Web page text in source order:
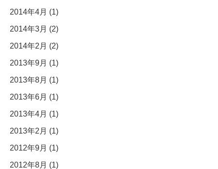
2014年4月 (1)
2014年3月 (2)
2014年2月 (2)
2013年9月 (1)
2013年8月 (1)
2013年6月 (1)
2013年4月 (1)
2013年2月 (1)
2012年9月 (1)
2012年8月 (1)